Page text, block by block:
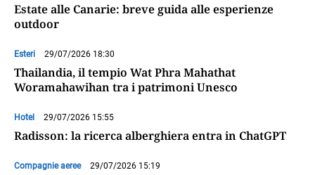
Estate alle Canarie: breve guida alle esperienze
outdoor
Esteri 29/07/2026 18:30
Thailandia, il tempio Wat Phra Mahathat
Woramahawihan tra i patrimoni Unesco
Hotel 29/07/2026 15:55
Radisson: la ricerca alberghiera entra in ChatGPT
Compagnie aeree 29/07/2026 15:19